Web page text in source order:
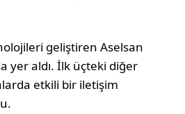
geliştiren Aselsan
yer aldı. İlk üçteki diğer
etkili bir iletişim